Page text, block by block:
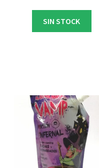
SIN STOCK